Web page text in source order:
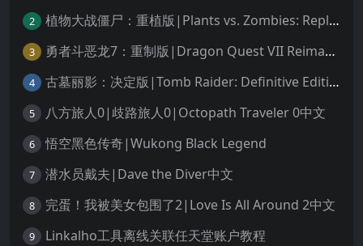
2 植物大战僵尸：重植版|Plants vs. Zombies: Replanted中文
3 勇者斗恶龙7：重制版|Dragon Quest VII Reimagined中文
4 古墓丽影：决定版|Tomb Raider: Definitive Edition中文
5 八方旅人0|歧路旅人0|Octopath Traveler 0中文
6 悟空黑色传奇|Wukong Black Legend
7 潜水员戴夫|Dave the Diver中文
8 完蛋！我被美女包围了2|Love Is All Around 2中文
9 Linkalho工具离线关联任天堂账户教程